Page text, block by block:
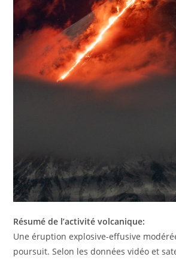
Résumé de l’activité volcanique:
Une éruption explosive-effusive
poursuit. Selon les données vidéo et